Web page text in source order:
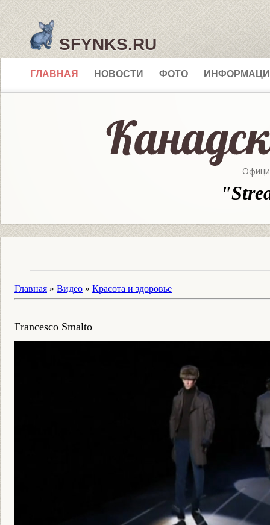
SFYNKS.RU
ГЛАВНАЯ НОВОСТИ ФОТО
Главная » Видео » Красота и здоровье
Francesco Smalto